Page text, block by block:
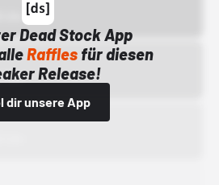
Dead Stock App
Rafflesfür diesen
Release!
dir unsere App
Uhr